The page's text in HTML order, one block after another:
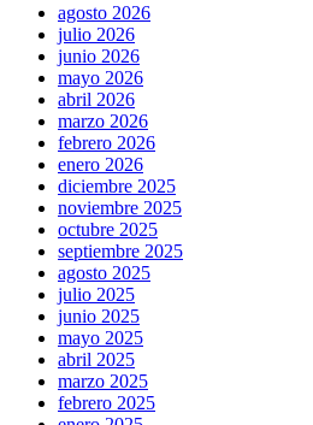
agosto 2026
julio 2026
junio 2026
mayo 2026
abril 2026
marzo 2026
febrero 2026
enero 2026
diciembre 2025
noviembre 2025
octubre 2025
septiembre 2025
agosto 2025
julio 2025
junio 2025
mayo 2025
abril 2025
marzo 2025
febrero 2025